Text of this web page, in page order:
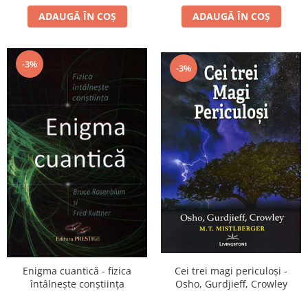
ADAUGĂ ÎN COȘ ADAUGĂ ÎN COȘ
-3%
Enigma cuantică - fizica
întâlneşte conştiinţa
-3%
Cei trei magi periculoşi -
Osho, Gurdjieff, Crowley